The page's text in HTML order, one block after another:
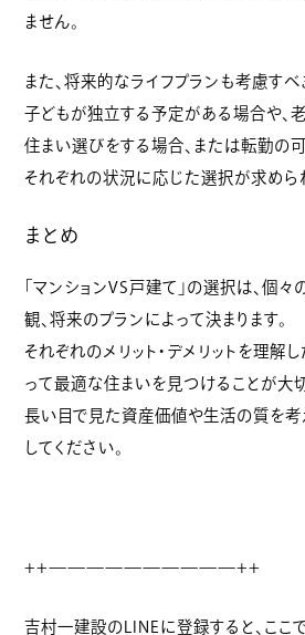
ません。
また、将来的なライフプランも考慮すべ
子どもが独立する予定がある場合や、
住まい選びをする場合、または転勤の
それぞれの状況に応じた選択が求めら
まとめ
「マンションVS戸建て」の選択は、個
観、将来のプランによって決まります。
それぞれのメリット・デメリットを理解
って最適な住まいを見つけることが大切
長い目で見た資産価値や生活の質を考
してください。
++——————————++
吉村一建設のLINEに登録すると、ここ